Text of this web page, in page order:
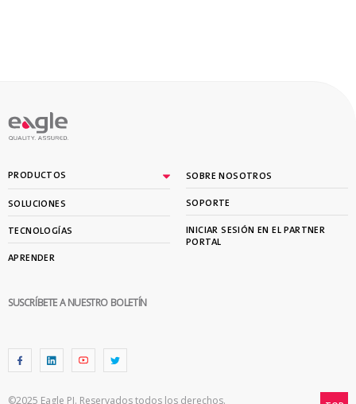
PRODUCTOS
SOLUCIONES
TECNOLOGÍAS
APRENDER
SOBRE NOSOTROS
SOPORTE
INICIAR SESIÓN EN EL PARTNER
PORTAL
SUSCRÍBETE A NUESTRO BOLETÍN
©2025 Eagle PI. Reservados todos los derechos.